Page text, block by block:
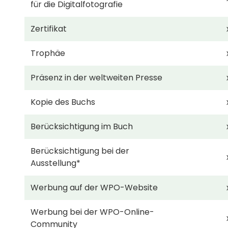
für die Digitalfotografie
Zertifikat
Trophäe
Präsenz in der weltweiten Presse
Kopie des Buchs
Berücksichtigung im Buch
Berücksichtigung bei der
Ausstellung*
Werbung auf der WPO-Website
Werbung bei der WPO-Online-
Community